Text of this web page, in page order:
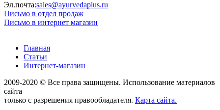
Эл.почта:sales@ayurvedaplus.ru
Письмо в отдел продаж
Письмо в интернет магазин
Главная
Статьи
Интернет-магазин
2009-2020 © Все права защищены. Использование материалов
сайта
только с разрешения правообладателя. Карта сайта.